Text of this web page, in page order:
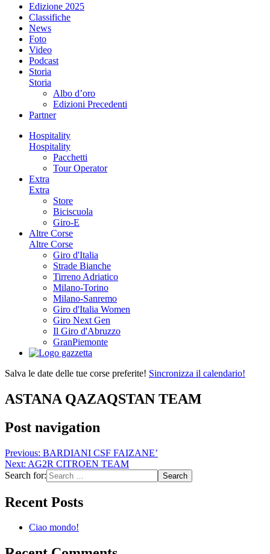
Edizione 2025
Classifiche
News
Foto
Video
Podcast
Storia
Storia
Albo d’oro
Edizioni Precedenti
Partner
Hospitality
Hospitality
Pacchetti
Tour Operator
Extra
Extra
Store
Biciscuola
Giro-E
Altre Corse
Altre Corse
Giro d'Italia
Strade Bianche
Tirreno Adriatico
Milano-Torino
Milano-Sanremo
Giro d'Italia Women
Giro Next Gen
Il Giro d'Abruzzo
GranPiemonte
Salva le date delle tue corse preferite! Sincronizza il calendario!
ASTANA QAZAQSTAN TEAM
Post navigation
Previous: BARDIANI CSF FAIZANE’
Next: AG2R CITROEN TEAM
Search for:
Recent Posts
Ciao mondo!